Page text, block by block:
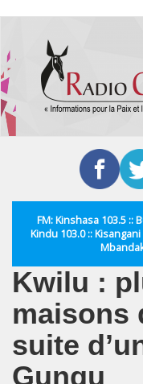
contenu
principal
FM: Kinshasa 103.5 ::
Kindu 103.0 ::
Kwilu :
maisons
suite
Gungu